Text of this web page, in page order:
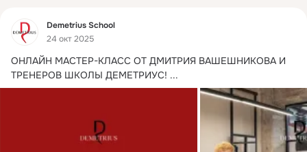
Фид
Demetrius School
24 окт 2025
ОНЛАЙН МАСТЕР-КЛАСС ОТ ДМИТРИЯ ВАШЕШНИКОВА И
ТРЕНЕРОВ ШКОЛЫ ДЕМЕТРИУС! ...